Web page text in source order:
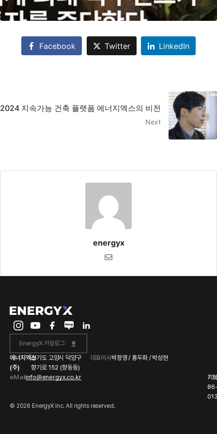
Facebook Twitter LinkedIn
2024 지속가능 건축 플랫폼 에너지엑스의 비전
Next
energyx
EnergyX 카탈로그
에너지엑스
(주)
경기도 고양시 덕양구
향기로 152 (향동동)
대표이사박창영 / 홍두화 / 박성현
eMailinfo@energyx.co.kr 사
© 2026 EnergyX Inc. All rights reserved.